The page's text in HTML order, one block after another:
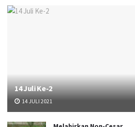
14 Juli Ke-2
14 JULI 2021